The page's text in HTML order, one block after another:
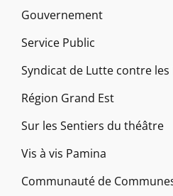
Gouvernement
Service Public
Syndicat de Lutte contre
Région Grand Est
Sur les Sentiers du théâtre
Vis à vis Pamina
Communauté de